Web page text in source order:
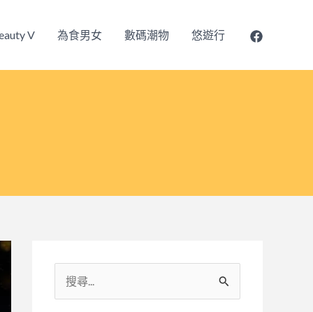
V 為食男女 數碼潮物 悠遊行
尋